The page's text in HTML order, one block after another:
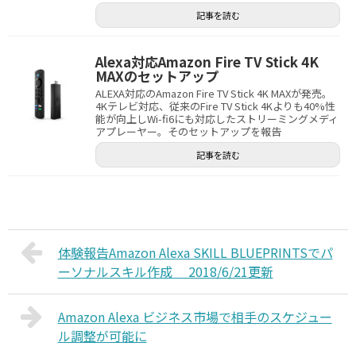
記事を読む
Alexa対応Amazon Fire TV Stick 4K
MAXのセットアップ
ALEXA対応のAmazon Fire TV Stick 4K MAXが発売。
4Kテレビ対応、従来のFire TV Stick 4Kよりも40%性
能が向上しWi-fi6にも対応したストリーミングメディ
アプレーヤー。そのセットアップを報告
記事を読む
体験報告Amazon Alexa SKILL BLUEPRINTSでパ
ーソナルスキル作成 2018/6/21更新
Amazon Alexa ビジネス市場で相手のスケジュー
ル調整が可能に